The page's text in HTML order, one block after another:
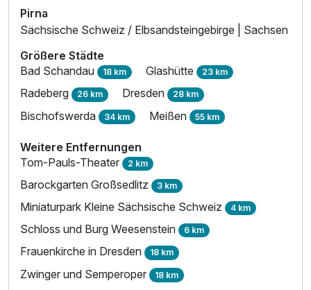
Pirna
Sächsische Schweiz / Elbsandsteingebirge | Sachsen
Größere Städte
Bad Schandau 18 km Glashütte 23 km
Radeberg 26 km Dresden 28 km
Bischofswerda 34 km Meißen 55 km
Weitere Entfernungen
Tom-Pauls-Theater 2 km
Barockgarten Großsedlitz 3 km
Miniaturpark Kleine Sächsische Schweiz 4 km
Schloss und Burg Weesenstein 6 km
Frauenkirche in Dresden 18 km
Zwinger und Semperoper 18 km